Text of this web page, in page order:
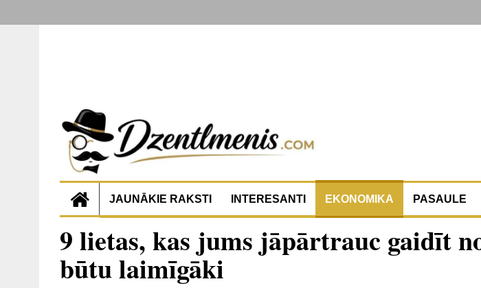
JAUNĀKIE RAKSTI INTERESANTI EKONOMIKA PASAULE
9 lietas, kas jums jāpārtrauc gaidīt
būtu laimīgāki